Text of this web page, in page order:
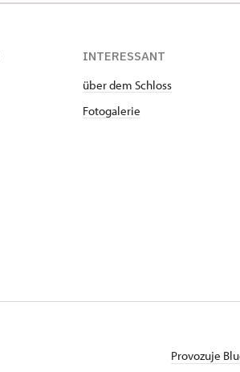
INTERESSANT
über dem Schloss
Fotogalerie
Provozuje